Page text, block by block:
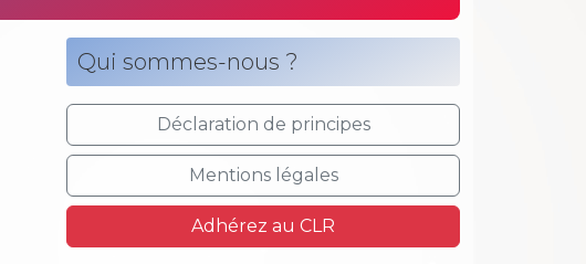
Qui sommes-nous ?
Déclaration de principes
Mentions légales
Adhérez au CLR